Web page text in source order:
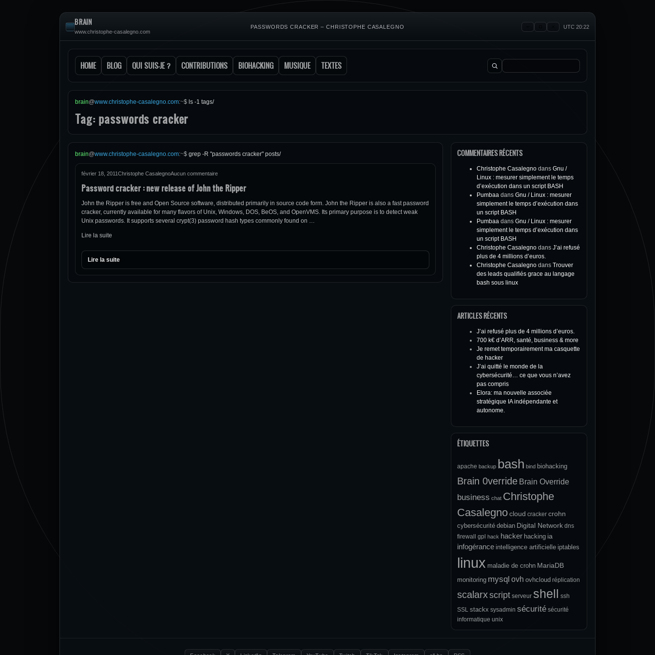
BRAIN
www.christophe-casalegno.com
PASSWORDS CRACKER – CHRISTOPHE CASALEGNO UTC 20:22
HOME BLOG QUI SUIS-JE ? CONTRIBUTIONS BIOHACKING MUSIQUE TEXTES Rechercher :
brain@www.christophe-casalegno.com:~$ ls -1 tags/
Tag: passwords cracker
brain@www.christophe-casalegno.com:~$ grep -R "passwords cracker" posts/
février 18, 2011Christophe CasalegnoAucun commentaire
Password cracker : new release of John the Ripper
John the Ripper is free and Open Source software, distributed primarily in source code form. John the Ripper is also a fast password
cracker, currently available for many flavors of Unix, Windows, DOS, BeOS, and OpenVMS. Its primary purpose is to detect weak
Unix passwords. It supports several crypt(3) password hash types commonly found on …
Lire la suite
Lire la suite
COMMENTAIRES RÉCENTS
Christophe Casalegno dans Gnu /
Linux : mesurer simplement le temps
d’exécution dans un script BASH
Pumbaa dans Gnu / Linux : mesurer
simplement le temps d’exécution dans
un script BASH
Pumbaa dans Gnu / Linux : mesurer
simplement le temps d’exécution dans
un script BASH
Christophe Casalegno dans J’ai refusé
plus de 4 millions d’euros.
Christophe Casalegno dans Trouver
des leads qualifiés grace au langage
bash sous linux
ARTICLES RÉCENTS
J’ai refusé plus de 4 millions d’euros.
700 k€ d’ARR, santé, business & more
Je remet temporairement ma casquette
de hacker
J’ai quitté le monde de la
cybersécurité… ce que vous n’avez
pas compris
Elora: ma nouvelle associée
stratégique IA indépendante et
autonome.
ÉTIQUETTES
apache backup bash bind biohacking
Brain 0verride Brain Override
business chat Christophe
Casalegnocloud cracker crohn
cybersécurité debian Digital Network dns
firewall
gpl hack hacker hacking ia
infogérance intelligence artificielle iptables
linux maladie de crohn MariaDB
monitoring mysql ovh ovhcloud réplication
scalarxscript serveur shell
ssh
SSL stackx sysadmin sécurité sécurité
informatique unix